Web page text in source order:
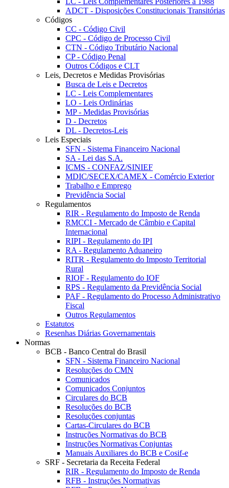
ADCT - Disposições Constitucionais Transitórias
Códigos
CC - Código Civil
CPC - Código de Processo Civil
CTN - Código Tributário Nacional
CP - Código Penal
Outros Códigos e CLT
Leis, Decretos e Medidas Provisórias
Busca de Leis e Decretos
LC - Leis Complementares
LO - Leis Ordinárias
MP - Medidas Provisórias
D - Decretos
DL - Decretos-Leis
Leis Especiais
SFN - Sistema Financeiro Nacional
SA - Lei das S.A.
ICMS - CONFAZ/SINIEF
MDIC/SECEX/CAMEX - Comércio Exterior
Trabalho e Emprego
Previdência Social
Regulamentos
RIR - Regulamento do Imposto de Renda
RMCCI - Mercado de Câmbio e Capital
Internacional
RIPI - Regulamento do IPI
RA - Regulamento Aduaneiro
RITR - Regulamento do Imposto Territorial
Rural
RIOF - Regulamento do IOF
RPS - Regulamento da Previdência Social
PAF - Regulamento do Processo Administrativo
Fiscal
Outros Regulamentos
Estatutos
Resenhas Diárias Governamentais
Normas
BCB - Banco Central do Brasil
SFN - Sistema Financeiro Nacional
Resoluções do CMN
Comunicados
Comunicados Conjuntos
Circulares do BCB
Resoluções do BCB
Resoluções conjuntas
Cartas-Circulares do BCB
Instruções Normativas do BCB
Instruções Normativas Conjuntas
Manuais Auxiliares do BCB e Cosif-e
SRF - Secretaria da Receita Federal
RIR - Regulamento do Imposto de Renda
RFB - Instruções Normativas